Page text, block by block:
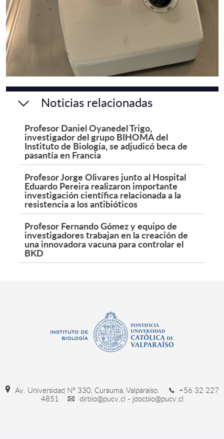
Noticias relacionadas
Profesor Daniel Oyanedel Trigo,
investigador del grupo BIHOMA del
Instituto de Biología, se adjudicó beca de
pasantía en Francia
Profesor Jorge Olivares junto al Hospital
Eduardo Pereira realizaron importante
investigación científica relacionada a la
resistencia a los antibióticos
Profesor Fernando Gómez y equipo de
investigadores trabajan en la creación de
una innovadora vacuna para controlar el
BKD
Av. Universidad Nº 330, Curauma, Valparaíso.
+56 32 227
4851
dirbio@pucv.cl - jdocbio@pucv.cl